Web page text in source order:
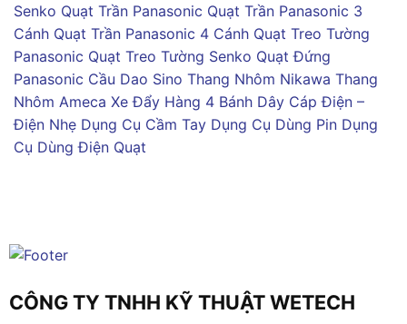
Senko Quạt Trần Panasonic Quạt Trần Panasonic 3
Cánh Quạt Trần Panasonic 4 Cánh Quạt Treo Tường
Panasonic Quạt Treo Tường Senko Quạt Đứng
Panasonic Cầu Dao Sino Thang Nhôm Nikawa Thang
Nhôm Ameca Xe Đẩy Hàng 4 Bánh Dây Cáp Điện –
Điện Nhẹ Dụng Cụ Cầm Tay Dụng Cụ Dùng Pin Dụng
Cụ Dùng Điện Quạt
CÔNG TY TNHH KỸ THUẬT WETECH